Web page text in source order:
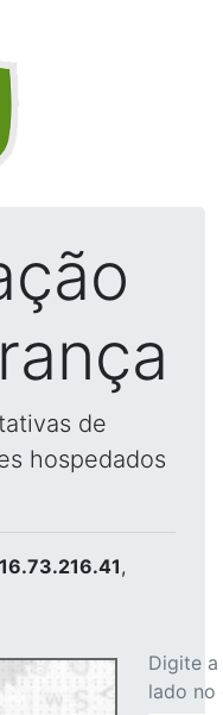
de
hospedados
,
Digite
lado no